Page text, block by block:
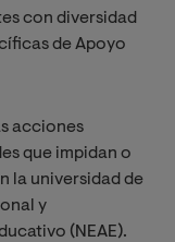
con diversidad
de Apoyo
acciones
que impidan o
la universidad de
y
(NEAE).